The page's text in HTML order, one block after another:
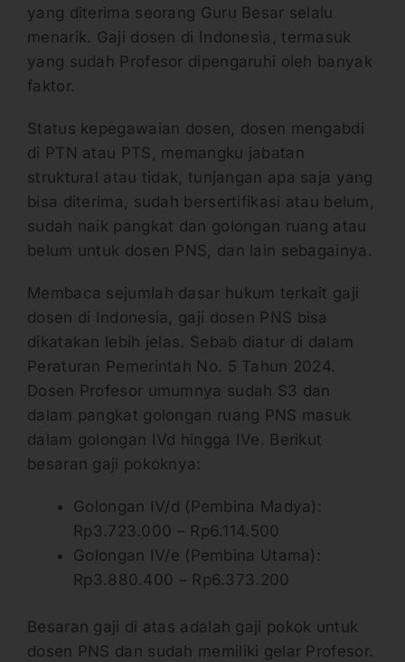
yang diterima seorang Guru Besar selalu
menarik. Gaji dosen di Indonesia, termasuk
yang sudah Profesor dipengaruhi oleh banyak
faktor.
Status kepegawaian dosen, dosen mengabdi
di PTN atau PTS, memangku jabatan
struktural atau tidak, tunjangan apa saja yang
bisa diterima, sudah bersertifikasi atau belum,
sudah naik pangkat dan golongan ruang atau
belum untuk dosen PNS, dan lain sebagainya.
Membaca sejumlah dasar hukum terkait gaji
dosen di Indonesia, gaji dosen PNS bisa
dikatakan lebih jelas. Sebab diatur di dalam
Peraturan Pemerintah No. 5 Tahun 2024.
Dosen Profesor umumnya sudah S3 dan
dalam pangkat golongan ruang PNS masuk
dalam golongan IVd hingga IVe. Berikut
besaran gaji pokoknya:
Golongan IV/d (Pembina Madya):
Rp3.723.000 – Rp6.114.500
Golongan IV/e (Pembina Utama):
Rp3.880.400 – Rp6.373.200
Besaran gaji di atas adalah gaji pokok untuk
dosen PNS dan sudah memiliki gelar Profesor.